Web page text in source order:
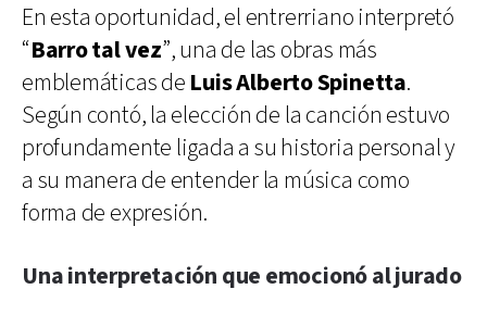
En esta oportunidad, el entrerriano interpretó
“Barro tal vez”, una de las obras más
emblemáticas de Luis Alberto Spinetta.
Según contó, la elección de la canción estuvo
profundamente ligada a su historia personal y
a su manera de entender la música como
forma de expresión.
Una interpretación que emocionó al jurado